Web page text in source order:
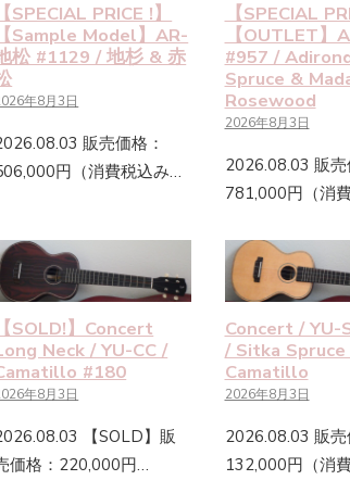
【SPECIAL PRICE !】
【Sample Model】AR-
松 #1129 / 地杉 & 赤
年8月3日
販売価格：
円（消費税込み…
【SPECIAL
【OUTLET】
#957 /
Spruce &
Rosewood
2026年8月3日
2026.08.03 販売
781,000円（消
【SOLD!】Concert
Neck / YU-CC /
#180
年8月3日
【SOLD】販
価格：220,000円…
Concert / YU-
/ Sitka Spruce
Camatillo
2026年8月3日
2026.08.03 販売
132,000円（消